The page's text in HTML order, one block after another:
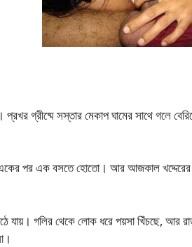
গ্রীষ্মে সস্তার মেকাপ ঘামের সাথে গলে
পর এক বসতে হোতো। আর আজকাল খদ্দেরের
গলির থেকে লোক ধরে পয়সা খিঁচছে, আর